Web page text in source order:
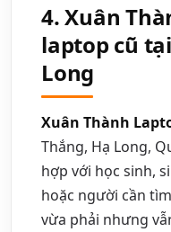
4. Xuân
laptop cũ
Long
Xuân Thành
Thắng, Hạ Long,
hợp với học sinh,
hoặc người cần
vừa phải nhưng